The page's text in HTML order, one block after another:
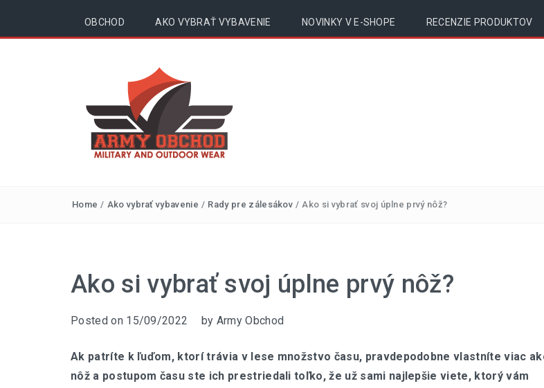
OBCHOD AKO VYBRAŤ VYBAVENIE NOVINKY V E-SHOPE RECENZIE PRODUKTOV
army – blog |
Home / Ako vybrať vybavenie / Rady pre zálesákov / Ako si vybrať svoj úplne prvý nôž?
Ako si vybrať svoj úplne prvý nôž?
Posted on 15/09/2022 by Army Obchod
Ak patríte k ľuďom, ktorí trávia v lese množstvo času, pravdepodobne vlastníte viac
nôž a postupom času ste ich prestriedali toľko, že už sami najlepšie viete, ktorý vám